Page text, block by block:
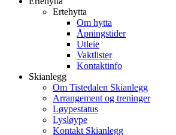
Ertehytta
Om hytta
Åpningstider
Utleie
Vaktlister
Kontaktinfo
Skianlegg
Om Tistedalen Skianlegg
Arrangement og treninger
Løypestatus
Lysløype
Kontakt Skianlegg